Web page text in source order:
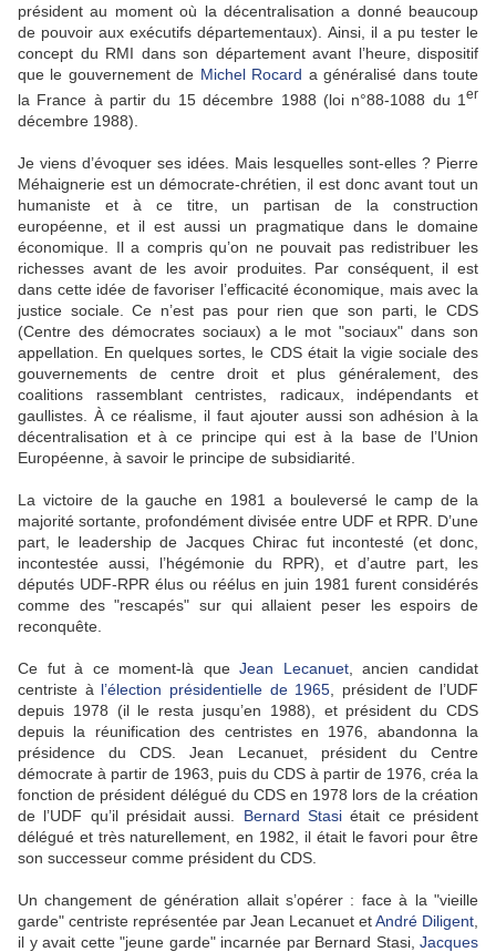
président au moment où la décentralisation a donné beaucoup
de pouvoir aux exécutifs départementaux). Ainsi, il a pu tester le
concept du RMI dans son département avant l’heure, dispositif
que le gouvernement de Michel Rocard a généralisé dans toute
la France à partir du 15 décembre 1988 (loi n°88-1088 du 1 er
décembre 1988).
Je viens d’évoquer ses idées. Mais lesquelles sont-elles ? Pierre
Méhaignerie est un démocrate-chrétien, il est donc avant tout un
humaniste et à ce titre, un partisan de la construction
européenne, et il est aussi un pragmatique dans le domaine
économique. Il a compris qu’on ne pouvait pas redistribuer les
richesses avant de les avoir produites. Par conséquent, il est
dans cette idée de favoriser l’efficacité économique, mais avec la
justice sociale. Ce n’est pas pour rien que son parti, le CDS
(Centre des démocrates sociaux) a le mot "sociaux" dans son
appellation. En quelques sortes, le CDS était la vigie sociale des
gouvernements de centre droit et plus généralement, des
coalitions rassemblant centristes, radicaux, indépendants et
gaullistes. À ce réalisme, il faut ajouter aussi son adhésion à la
décentralisation et à ce principe qui est à la base de l’Union
Européenne, à savoir le principe de subsidiarité.
La victoire de la gauche en 1981 a bouleversé le camp de la
majorité sortante, profondément divisée entre UDF et RPR. D’une
part, le leadership de Jacques Chirac fut incontesté (et donc,
incontestée aussi, l’hégémonie du RPR), et d’autre part, les
députés UDF-RPR élus ou réélus en juin 1981 furent considérés
comme des "rescapés" sur qui allaient peser les espoirs de
reconquête.
Ce fut à ce moment-là queJean Lecanuet, ancien candidat
centriste à l’élection présidentielle de 1965 , président de l’UDF
depuis 1978 (il le resta jusqu’en 1988), et président du CDS
depuis la réunification des centristes en 1976, abandonna la
présidence du CDS. Jean Lecanuet, président du Centre
démocrate à partir de 1963, puis du CDS à partir de 1976, créa la
fonction de président délégué du CDS en 1978 lors de la création
de l’UDF qu’il présidait aussi. Bernard Stasi était ce président
délégué et très naturellement, en 1982, il était le favori pour être
son successeur comme président du CDS.
Un changement de génération allait s’opérer : face à la "vieille
garde" centriste représentée par Jean Lecanuet etAndré Diligent
il y avait cette "jeune garde" incarnée par Bernard Stasi, Jacques